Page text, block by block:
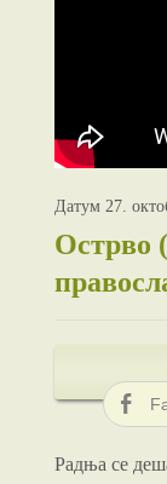
Датум 27.
Острво
Радња се